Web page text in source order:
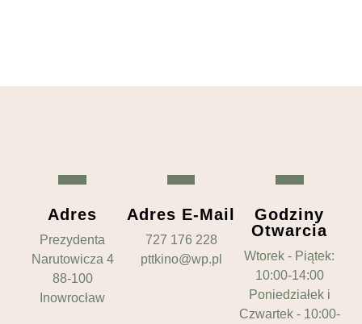
Adres
Prezydenta
Narutowicza 4
88-100
Inowrocław
Adres E-Mail
727 176 228
pttkino@wp.pl
Godziny
Otwarcia
Wtorek - Piątek:
10:00-14:00
Poniedziałek i
Czwartek - 10:00-